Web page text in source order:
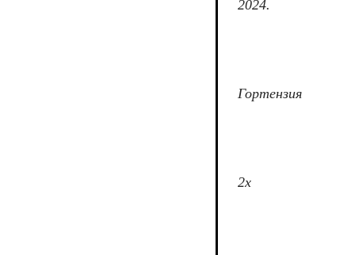
2024.
Гортензия
2х